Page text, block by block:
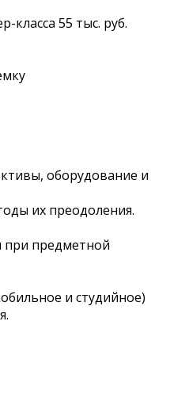
класса 55 тыс. руб.
оборудование и
их преодоления.
предметной
и студийное)